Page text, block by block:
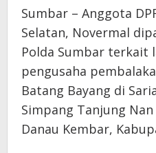
Sumbar – Anggota
Selatan, Novermal
Polda Sumbar terkait
pengusaha
Batang Bayang di
Simpang Tanjung
Danau Kembar,